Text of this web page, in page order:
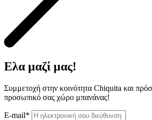
Ελα μαζί μας!
Συμμετοχή στην κοινότητα Chiquita και
προσωπικό σας χώρο μπανάνας!
E-mail*